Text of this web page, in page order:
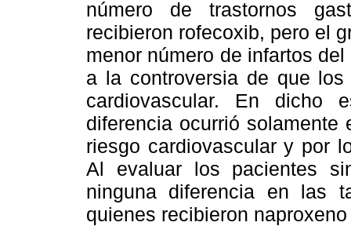
número de trastornos
recibieron rofecoxib, pero el
menor número de infartos
a la controversia de que
cardiovascular. En dicho
diferencia ocurrió
riesgo cardiovascular y por
Al evaluar los pacientes
ninguna diferencia en las
quienes recibieron